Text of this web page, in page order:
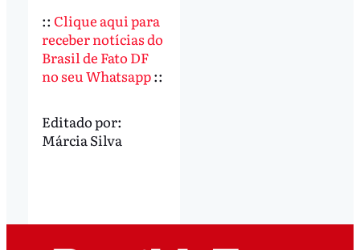
:: Clique aqui para
receber notícias do
Brasil de Fato DF
no seu Whatsapp::
Editado por:
Márcia Silva